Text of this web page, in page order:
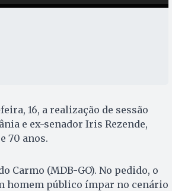
16, a realização de sessão
e ex-senador Iris Rezende,
70 anos.
Carmo (MDB-GO). No pedido, o
homem público ímpar no cenário